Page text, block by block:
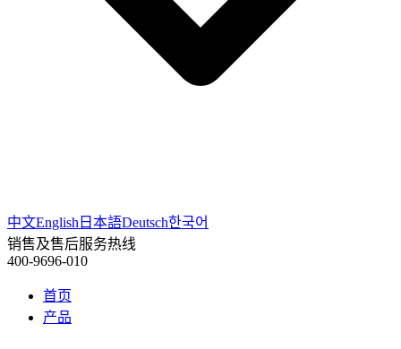
中文English 日本語Deutsch한국어
销售及售后服务热线
400-9696-010
首页
产品